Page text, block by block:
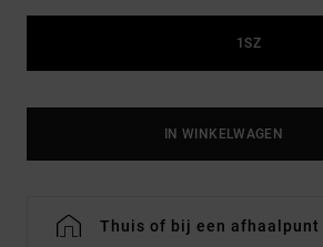
1SZ
IN WINKELWAGEN
Thuis of bij een afhaalpunt